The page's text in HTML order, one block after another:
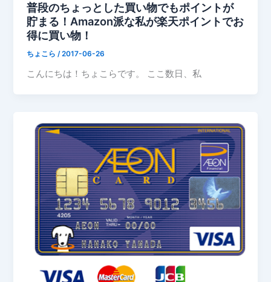
普段のちょっとした買い物でもポイントが
貯まる！Amazon派な私が楽天ポイントでお
得に買い物！
ちょこら/2017-06-26
こんにちは！ちょこらです。 ここ数日、私